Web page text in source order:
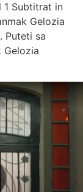
1 Subtitrat in
Gelozia
Puteti sa
Gelozia